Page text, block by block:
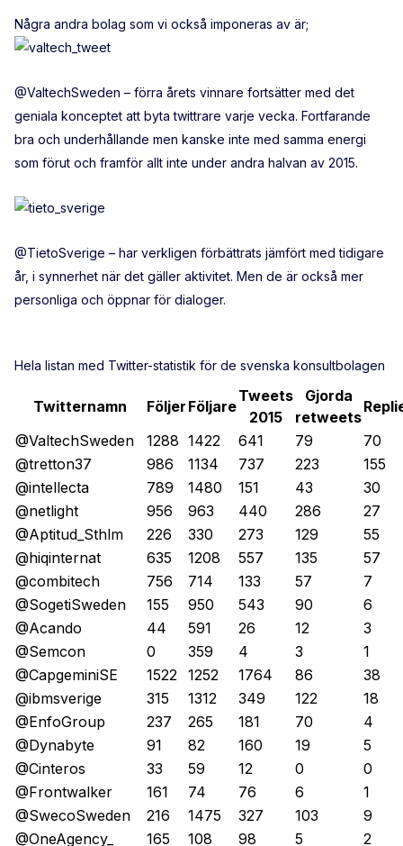
Några andra bolag som vi också imponeras av är;
@ValtechSweden – förra årets vinnare fortsätter med det
geniala konceptet att byta twittrare varje vecka. Fortfarande
bra och underhållande men kanske inte med samma energi
som förut och framför allt inte under andra halvan av 2015.
@TietoSverige – har verkligen förbättrats jämfört med tidigare
år, i synnerhet när det gäller aktivitet. Men de är också mer
personliga och öppnar för dialoger.
Hela listan med Twitter-statistik för de svenska konsultbolagen
Twitternamn Följer Följare
Tweets
2015
Gjorda
retweets
@ValtechSweden
1288 1422 641 79
70
@tretton37
986 1134 737 223
155
@intellecta
789 1480 151 43
30
@netlight
956 963 440 286
27
@Aptitud_Sthlm
226 330 273 129
55
@hiqinternat
635 1208 557 135
57
@combitech
756 714 133 57
7
@SogetiSweden
155 950 543 90
6
@Acando
44 591 26 12
3
@Semcon
0 359 4 3
1
@CapgeminiSE
1522 1252 1764 86
38
@ibmsverige
315 1312 349 122
18
@EnfoGroup
237 265 181 70
4
@Dynabyte
91 82 160 19
5
@Cinteros
33 59 12 0
0
@Frontwalker
161 74 76 6
1
@SwecoSweden
216 1475 327 103
9
@OneAgency_
165 108 98 5 2